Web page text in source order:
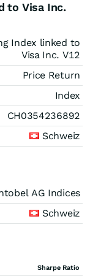
to Visa Inc.
Index linked to
Visa Inc. V12
Price Return
Index
CH0354236892
Schweiz
AG Indices
Schweiz
Sharpe Ratio